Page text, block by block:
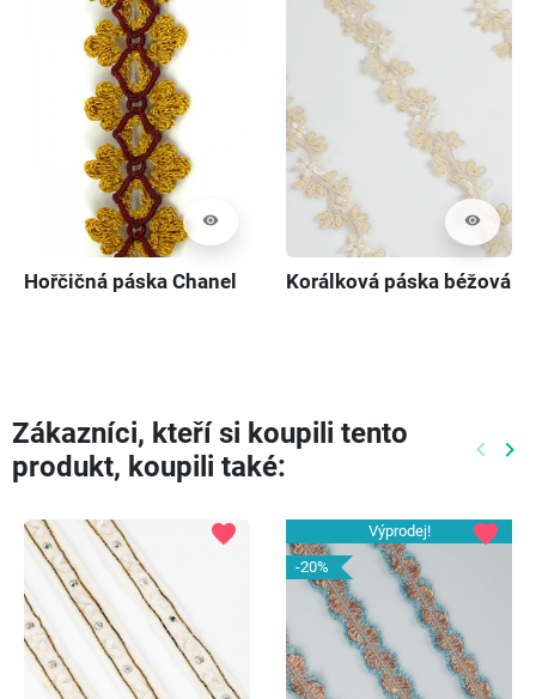
visibility
Hořčičná páska Chanel
visibility
Korálková páska béžová
Zákazníci, kteří si koupili tento
produkt, koupili také:
keyboard_arrow_left keyboard_arrow_right
favorite
Výprodej!
-20%
favorite